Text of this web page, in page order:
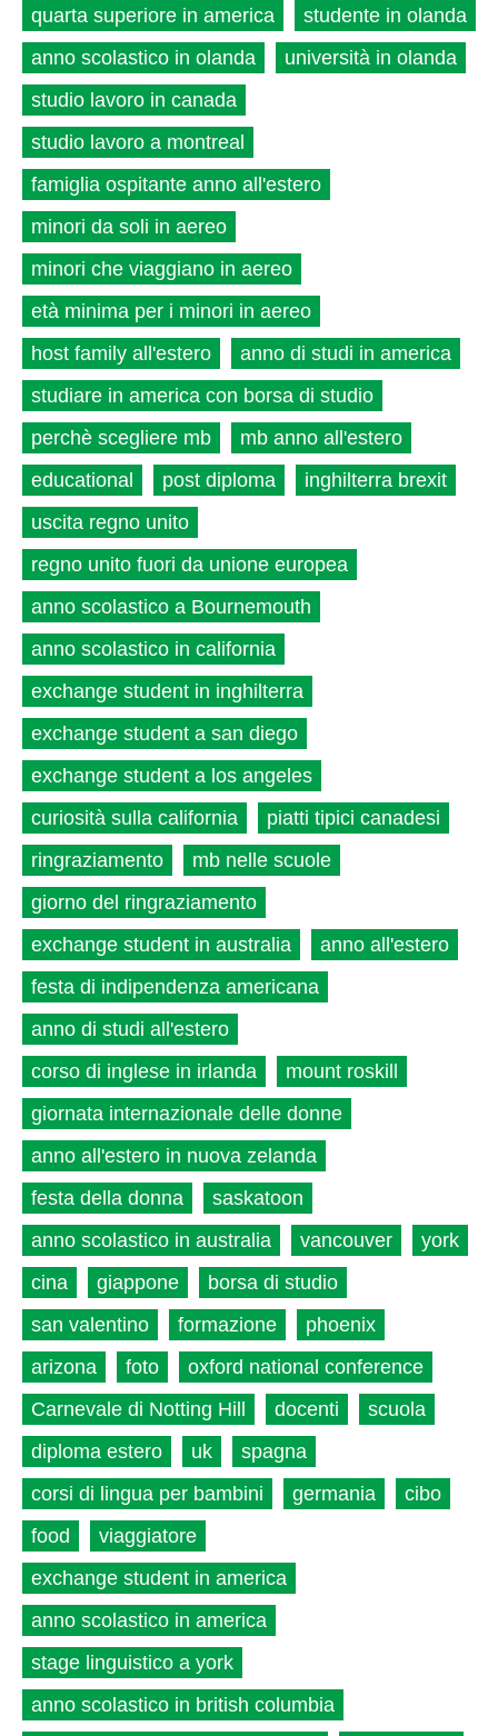
quarta superiore in america
studente in olanda
anno scolastico in olanda
università in olanda
studio lavoro in canada
studio lavoro a montreal
famiglia ospitante anno all'estero
minori da soli in aereo
minori che viaggiano in aereo
età minima per i minori in aereo
host family all'estero
anno di studi in america
studiare in america con borsa di studio
perchè scegliere mb
mb anno all'estero
educational
post diploma
inghilterra brexit
uscita regno unito
regno unito fuori da unione europea
anno scolastico a Bournemouth
anno scolastico in california
exchange student in inghilterra
exchange student a san diego
exchange student a los angeles
curiosità sulla california
piatti tipici canadesi
ringraziamento
mb nelle scuole
giorno del ringraziamento
exchange student in australia
anno all'estero
festa di indipendenza americana
anno di studi all'estero
corso di inglese in irlanda
mount roskill
giornata internazionale delle donne
anno all'estero in nuova zelanda
festa della donna
saskatoon
anno scolastico in australia
vancouver
york
cina
giappone
borsa di studio
san valentino
formazione
phoenix
arizona
foto
oxford national conference
Carnevale di Notting Hill
docenti
scuola
diploma estero
uk
spagna
corsi di lingua per bambini
germania
cibo
food
viaggiatore
exchange student in america
anno scolastico in america
stage linguistico a york
anno scolastico in british columbia